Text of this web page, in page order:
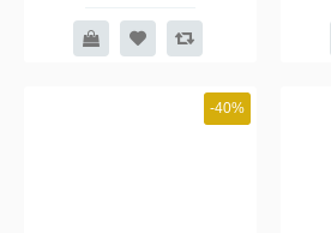
-40%